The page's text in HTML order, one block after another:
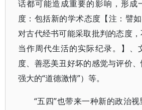
话都可能造成重要的影响，形成
度：包括新的学术态度【注：譬如
对古代经书可能采取批判的态度
当作周代生活的实际纪录。】、
度、善恶美丑好坏的感觉与评价
强大的“道德激情”）等。
“五四”也带来一种新的政治